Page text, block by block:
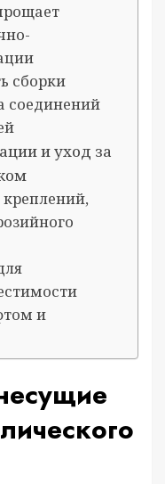
сборки
соединений
и уход за
и